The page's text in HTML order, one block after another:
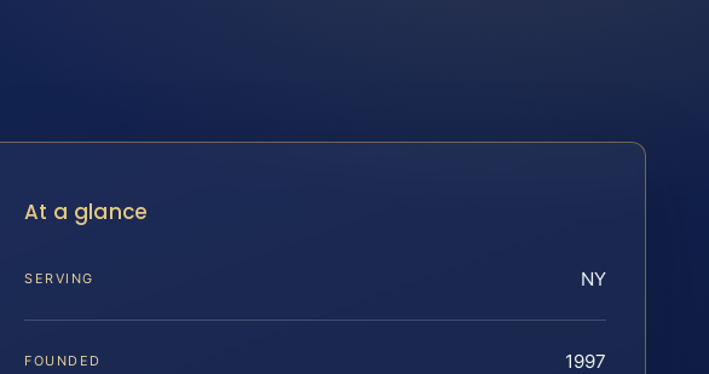
At a glance
SERVING NY
FOUNDED 1997